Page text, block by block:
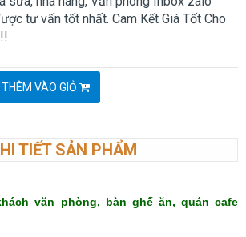
tư vấn tốt nhất. Cam Kết Giá Tốt Cho
THÊM VÀO GIỎ
TIẾT SẢN PHẨM
văn phòng, bàn ghế ăn, quán cafe